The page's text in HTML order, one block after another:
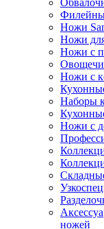
Ножи
Ножи
Ножи с
Ножи с
Наборы
Ножи с
ножей